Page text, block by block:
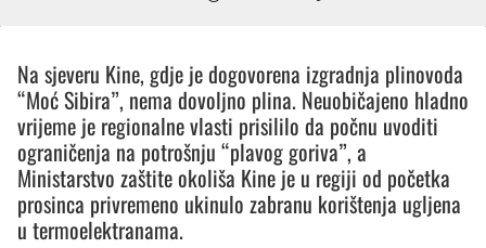
Na sjeveru Kine, gdje je dogovorena izgradnja plinovoda
“Moć Sibira”, nema dovoljno plina. Neuobičajeno hladno
vrijeme je regionalne vlasti prisililo da počnu uvoditi
ograničenja na potrošnju “plavog goriva”, a
Ministarstvo zaštite okoliša Kine je u regiji od početka
prosinca privremeno ukinulo zabranu korištenja ugljena
u termoelektranama.